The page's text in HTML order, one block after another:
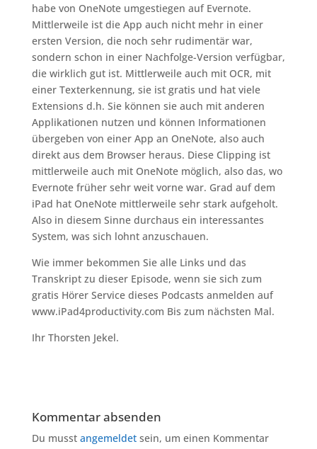
habe von OneNote umgestiegen auf Evernote.
Mittlerweile ist die App auch nicht mehr in einer
ersten Version, die noch sehr rudimentär war,
sondern schon in einer Nachfolge-Version verfügbar,
die wirklich gut ist. Mittlerweile auch mit OCR, mit
einer Texterkennung, sie ist gratis und hat viele
Extensions d.h. Sie können sie auch mit anderen
Applikationen nutzen und können Informationen
übergeben von einer App an OneNote, also auch
direkt aus dem Browser heraus. Diese Clipping ist
mittlerweile auch mit OneNote möglich, also das, wo
Evernote früher sehr weit vorne war. Grad auf dem
iPad hat OneNote mittlerweile sehr stark aufgeholt.
Also in diesem Sinne durchaus ein interessantes
System, was sich lohnt anzuschauen.
Wie immer bekommen Sie alle Links und das
Transkript zu dieser Episode, wenn sie sich zum
gratis Hörer Service dieses Podcasts anmelden auf
www.iPad4productivity.com Bis zum nächsten Mal.
Ihr Thorsten Jekel.
Kommentar absenden
Du musst angemeldetsein, um einen Kommentar